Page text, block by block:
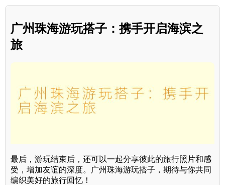
广州珠海游玩搭子：携手开启海滨之
旅
最后，游玩结束后，还可以一起分享彼此的旅行照片和感
受，增加友谊的深度。广州珠海游玩搭子，期待与你共同
编织美好的旅行回忆！